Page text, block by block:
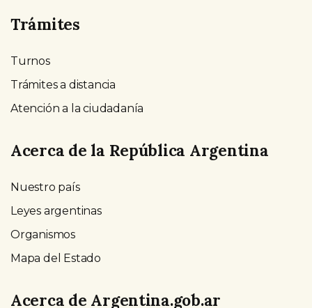
Trámites
Turnos
Trámites a distancia
Atención a la ciudadanía
Acerca de la República Argentina
Nuestro país
Leyes argentinas
Organismos
Mapa del Estado
Acerca de Argentina.gob.ar